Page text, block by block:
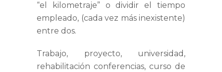
“el kilometraje” o dividir el tiempo
empleado, (cada vez más inexistente)
entre dos.
Trabajo, proyecto, universidad,
rehabilitación conferencias, curso de